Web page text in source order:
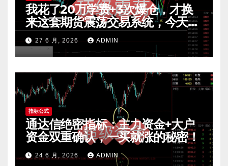
我花了20万学费+3次爆仓，才换
来这套期货震荡交易系统，今天免
费公开核心逻辑
27 6 月, 2026 ADMIN
指标公式
通达信绝密指标：主力资金+大户
资金双重确认，一买就涨的秘密！
24 6 月, 2026 ADMIN